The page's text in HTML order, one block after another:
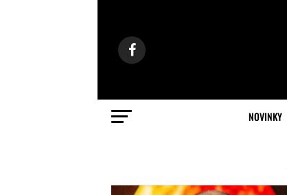
NOVINKY